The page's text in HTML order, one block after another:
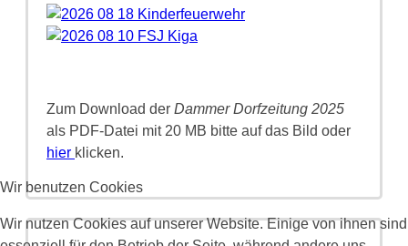
Zum Download der Dammer Dorfzeitung 2025
als PDF-Datei mit 20 MB bitte auf das Bild oder
hier klicken.
Wir benutzen Cookies
Wir nutzen Cookies auf unserer Website. Einige von ihnen sind